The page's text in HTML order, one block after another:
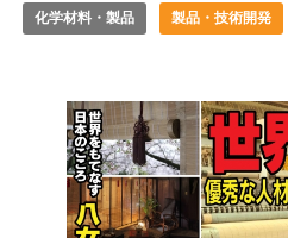
化学材料・製品 製品・技術開発